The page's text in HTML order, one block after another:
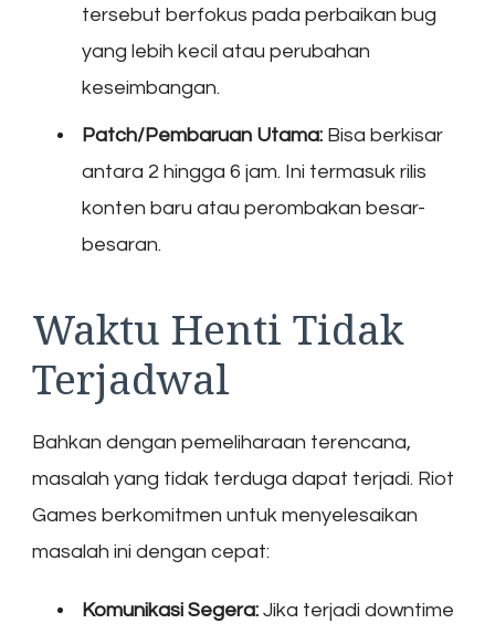
tersebut berfokus pada perbaikan bug
yang lebih kecil atau perubahan
keseimbangan.
Patch/Pembaruan Utama: Bisa berkisar
antara 2 hingga 6 jam. Ini termasuk rilis
konten baru atau perombakan besar-
besaran.
Waktu Henti Tidak
Terjadwal
Bahkan dengan pemeliharaan terencana,
masalah yang tidak terduga dapat terjadi. Riot
Games berkomitmen untuk menyelesaikan
masalah ini dengan cepat:
Komunikasi Segera: Jika terjadi downtime